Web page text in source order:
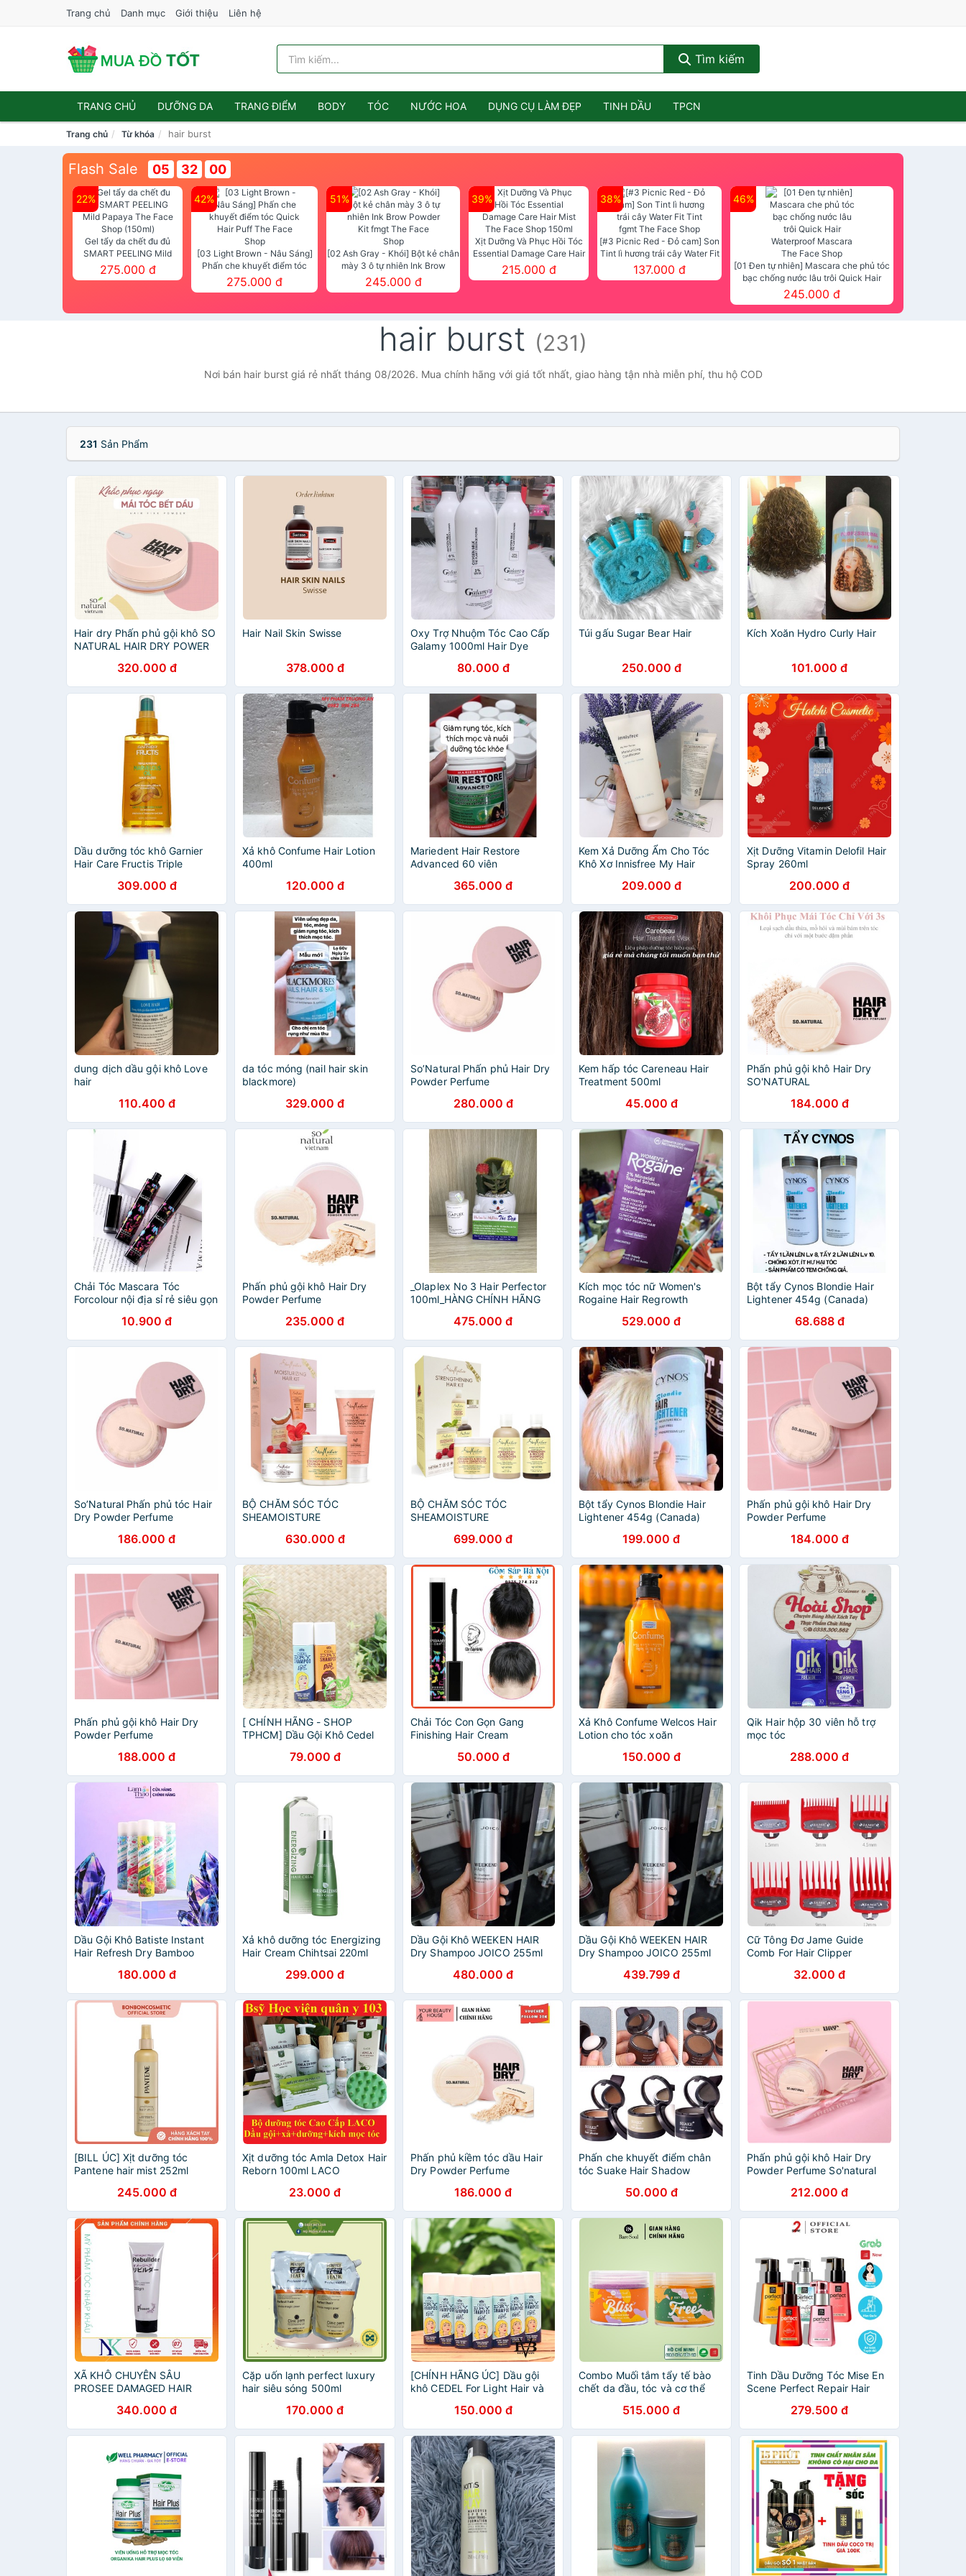
Trang chủ Danh mục Giới thiệu Liên hệ
Tìm kiếm
TRANG CHỦ DƯỠNG DA TRANG ĐIỂM BODY TÓC NƯỚC HOA DỤNG CỤ LÀM ĐẸP TINH DẦU TPCN
Trang chủ Từ khóa hair burst
Flash Sale 05 31 59
22%
Gel tẩy da chết đu đủ
SMART PEELING Mild
Papaya The Face Shop
(150ml)
275.000 đ
42%
[03 Light Brown - Nâu Sáng]
Phấn che khuyết điểm tóc
Quick Hair Puff The Face Shop
275.000 đ
51%
[02 Ash Gray - Khói] Bột kẻ chân
mày 3 ô tự nhiên Ink Brow
Powder Kit fmgt The Face Shop
245.000 đ
39%
Xịt Dưỡng Và Phục Hồi Tóc
Essential Damage Care Hair
Mist The Face Shop 150ml
215.000 đ
38%
[#3 Picnic Red - Đỏ cam] Son
Tint lì hương trái cây Water Fit
Tint fgmt The Face Shop
137.000 đ
46%
[01 Đen tự nhiên] Mascara che phủ tóc
bạc chống nước lâu trôi Quick Hair
Waterproof Mascara The Face Shop
245.000 đ
hair burst (231)
Nơi bán hair burst giá rẻ nhất tháng 08/2026. Mua chính hãng với giá tốt nhất, giao hàng tận nhà miễn phí, thu hộ COD
231 Sản Phẩm
Hair dry Phấn phủ gội khô SO
NATURAL HAIR DRY POWER
320.000 đ
Hair Nail Skin Swisse
378.000 đ
Oxy Trợ Nhuộm Tóc Cao Cấp
Galamy 1000ml Hair Dye
80.000 đ
Túi gấu Sugar Bear Hair
250.000 đ
Kích Xoăn Hydro Curly Hair
101.000 đ
Dầu dưỡng tóc khô Garnier
Hair Care Fructis Triple
Elixir 150ml (Mỹ)
309.000 đ
Xả khô Confume Hair Lotion
400ml
120.000 đ
Mariedent Hair Restore
Advanced 60 viên
365.000 đ
Kem Xả Dưỡng Ẩm Cho Tóc
Khô Xơ Innisfree My Hair
Conditioner For Dry Hair
200ml
209.000 đ
Xịt Dưỡng Vitamin Delofil Hair
Spray 260ml
200.000 đ
dung dịch dầu gội khô Love
hair
110.400 đ
da tóc móng (nail hair skin
blackmore)
329.000 đ
So’Natural Phấn phủ Hair Dry
Powder Perfume
280.000 đ
Kem hấp tóc Careneau Hair
Treatment 500ml
45.000 đ
Phấn phủ gội khô Hair Dry
SO'NATURAL
184.000 đ
Chải Tóc Mascara Tóc
Forcolour nội địa sỉ rẻ siêu gọn
cream 13ml makeup hair
10.900 đ
Phấn phủ gội khô Hair Dry
Powder Perfume
235.000 đ
_Olaplex No 3 Hair Perfector
100ml_HÀNG CHÍNH HÃNG
475.000 đ
Kích mọc tóc nữ Women's
Rogaine Hair Regrowth
529.000 đ
Bột tẩy Cynos Blondie Hair
Lightener 454g (Canada)
68.688 đ
So’Natural Phấn phủ tóc Hair
Dry Powder Perfume
186.000 đ
BỘ CHĂM SÓC TÓC
SHEAMOISTURE
630.000 đ
BỘ CHĂM SÓC TÓC
SHEAMOISTURE
699.000 đ
Bột tẩy Cynos Blondie Hair
Lightener 454g (Canada)
199.000 đ
Phấn phủ gội khô Hair Dry
Powder Perfume
184.000 đ
Phấn phủ gội khô Hair Dry
Powder Perfume
188.000 đ
[ CHÍNH HÃNG - SHOP
TPHCM] Dầu Gội Khô Cedel
Light hair & For Dark Hair -
Hàng Úc cao cấp
79.000 đ
Chải Tóc Con Gọn Gang
Finishing Hair Cream
50.000 đ
Xả Khô Confume Welcos Hair
Lotion cho tóc xoăn
150.000 đ
Qik Hair hộp 30 viên hỗ trợ
mọc tóc
288.000 đ
Dầu Gội Khô Batiste Instant
Hair Refresh Dry Bamboo
180.000 đ
Xả khô dưỡng tóc Energizing
Hair Cream Chihtsai 220ml
299.000 đ
Dầu Gội Khô WEEKEN HAIR
Dry Shampoo JOICO 255ml
480.000 đ
Dầu Gội Khô WEEKEN HAIR
Dry Shampoo JOICO 255ml
439.799 đ
Cữ Tông Đơ Jame Guide
Comb For Hair Clipper
32.000 đ
[BILL ÚC] Xịt dưỡng tóc
Pantene hair mist 252ml
245.000 đ
Xịt dưỡng tóc Amla Detox Hair
Reborn 100ml LACO
23.000 đ
Phấn phủ kiềm tóc dầu Hair
Dry Powder Perfume
186.000 đ
Phấn che khuyết điểm chân
tóc Suake Hair Shadow
50.000 đ
Phấn phủ gội khô Hair Dry
Powder Perfume So'natural
212.000 đ
XÃ KHÔ CHUYÊN SÂU
PROSEE DAMAGED HAIR
340.000 đ
Cặp uốn lạnh perfect luxury
hair siêu sóng 500ml
170.000 đ
[CHÍNH HÃNG ÚC] Dầu gội
khô CEDEL For Light Hair và
cấp chính hãng chất lượng ÚC
150.000 đ
Combo Muối tắm tẩy tế bào
chết da đầu, tóc và cơ thể
Scrub 300g + FREE Body &
Hair Scrub 300g
515.000 đ
Tinh Dầu Dưỡng Tóc Mise En
Scene Perfect Repair Hair
279.500 đ